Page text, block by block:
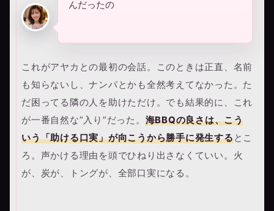
んだったの
これがアヤカとの最初の会話。このときは正直、名前
も知らないし、ナンパとかも全然考えてなかった。た
だ困ってる隣の人を助けただけ。でも結果的に、これ
が一番自然な”入り”だった。 海BBQの良さは、こう
いう「助ける口実」が向こうから勝手に発生するとこ
ろ。声かける理由を頭でひねり出さなくていい。火
が、炭が、トングが、全部口実になる。